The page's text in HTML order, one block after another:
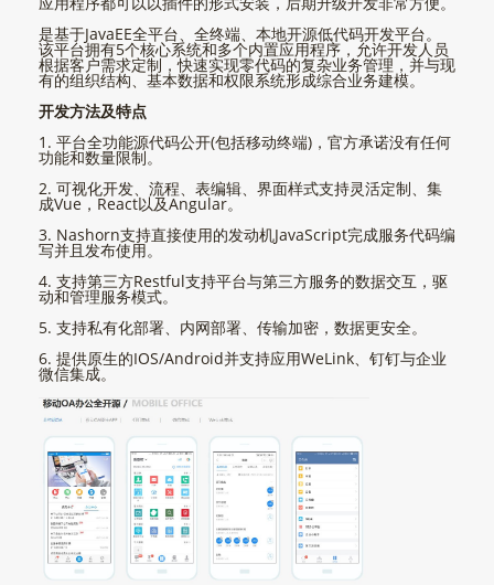
是基于JavaEE全平台、全终端、本地开源低代码开发平台。
该平台拥有5个核心系统和多个内置应用程序，允许开发人员
根据客户需求定制，快速实现零代码的复杂业务管理，并与现
有的组织结构、基本数据和权限系统形成综合业务建模。
开发方法及特点
1. 平台全功能源代码公开(包括移动终端)，官方承诺没有任何
功能和数量限制。
2. 可视化开发、流程、表编辑、界面样式支持灵活定制、集
成Vue，React以及Angular。
3. Nashorn支持直接使用的发动机JavaScript完成服务代码编
写并且发布使用。
4. 支持第三方Restful支持平台与第三方服务的数据交互，驱
动和管理服务模式。
5. 支持私有化部署、内网部署、传输加密，数据更安全。
6. 提供原生的IOS/Android并支持应用WeLink、钉钉与企业
微信集成。